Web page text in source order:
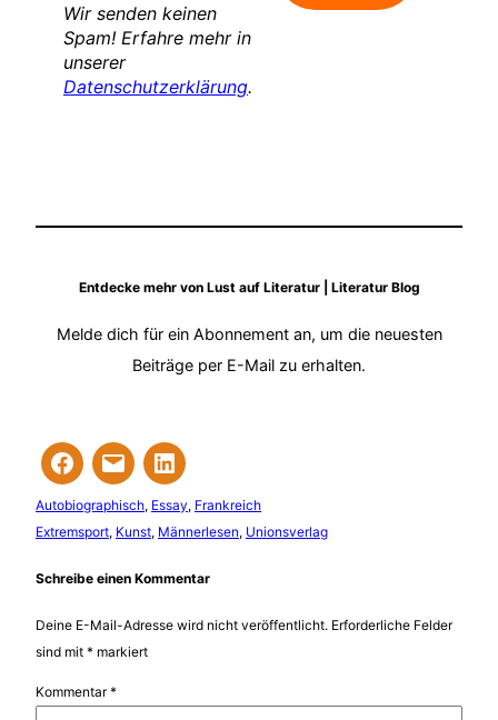
Wir senden keinen
Spam! Erfahre mehr in
unserer
Datenschutzerklärung.
Entdecke mehr von Lust auf Literatur | Literatur Blog
Melde dich für ein Abonnement an, um die neuesten
Beiträge per E-Mail zu erhalten.
Autobiographisch, Essay, Frankreich
Extremsport, Kunst, Männerlesen, Unionsverlag
Schreibe einen Kommentar
Deine E-Mail-Adresse wird nicht veröffentlicht. Erforderliche Felder
sind mit * markiert
Kommentar*